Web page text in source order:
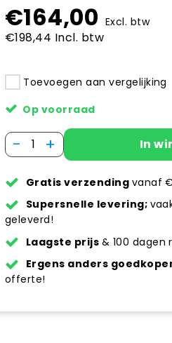
€164,00 Excl. btw
€198,44 Incl. btw
Toevoegen aan vergelijking
Op voorraad
- + In
Gratis verzending vanaf
Supersnelle levering;
geleverd!
Laagste prijs & 100 dagen
Ergens anders
offerte!